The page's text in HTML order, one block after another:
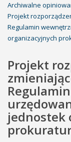
Archiwalne
Projekt
Regulamin
organizacyjnych
Projekt
jednostek